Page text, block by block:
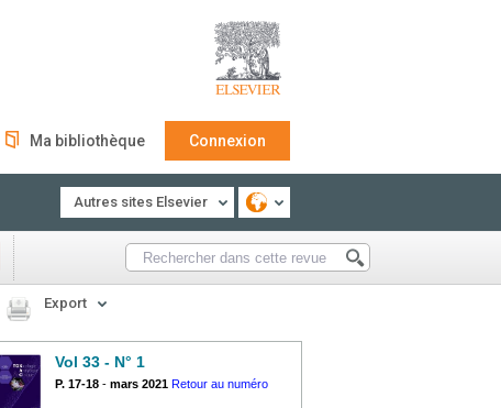
Ma bibliothèque Connexion
Autres sites Elsevier
Export
Vol 33 - N° 1
P. 17-18 - mars 2021 Retour au numéro